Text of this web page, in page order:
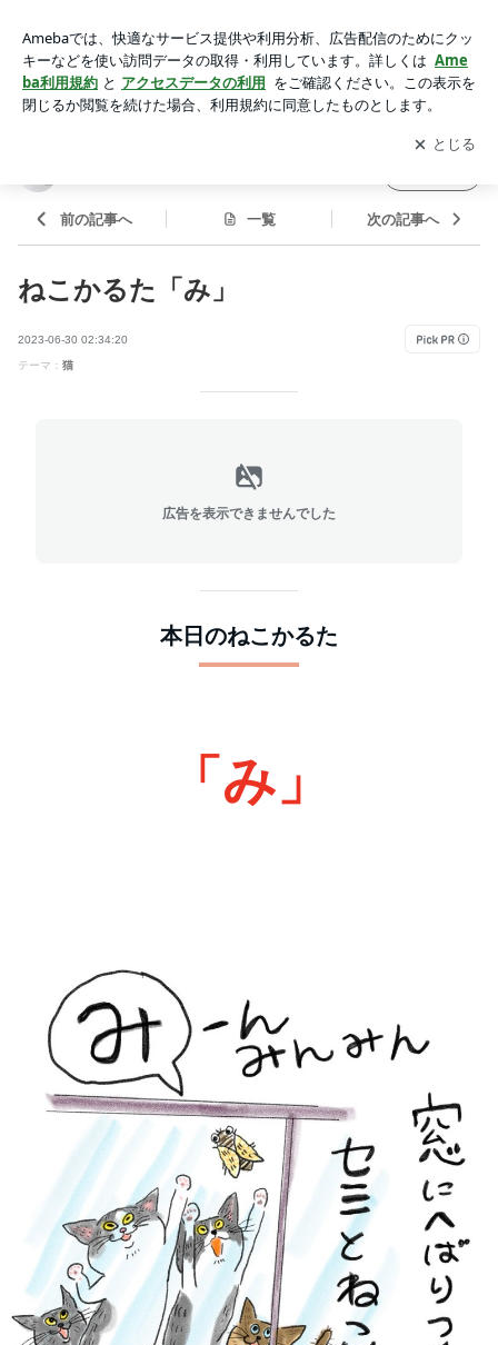
アプリをダウンロードして ブログの更新通知
を受け取りまし
ょう。
開く
前の記事へ 一覧 次の記事へ
ねこかるた「み」
2023-06-30 02:34:20
テーマ： 猫
広告を表示できませんでした
本日のねこかるた
「み」